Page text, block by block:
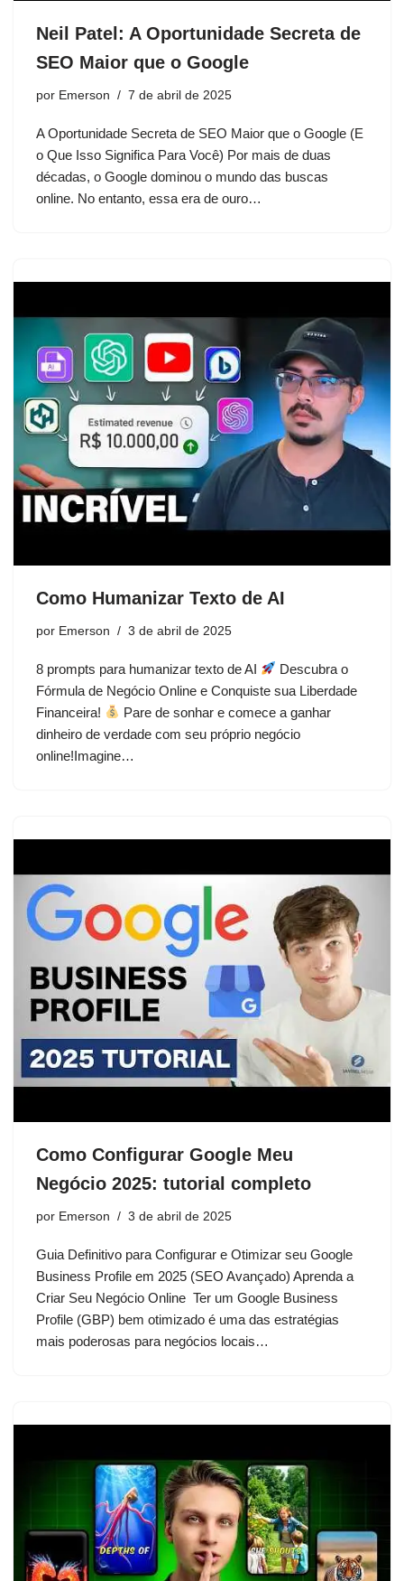
Neil Patel: A Oportunidade Secreta de
SEO Maior que o Google
por Emerson 7 de abril de 2025
A Oportunidade Secreta de SEO Maior que o Google (E
o Que Isso Significa Para Você) Por mais de duas
décadas, o Google dominou o mundo das buscas
online. No entanto, essa era de ouro…
Como Humanizar Texto de AI
por Emerson 3 de abril de 2025
8 prompts para humanizar texto de AI
Descubra o
Fórmula de Negócio Online e Conquiste sua Liberdade
Financeira!
Pare de sonhar e comece a ganhar
dinheiro de verdade com seu próprio negócio
online!Imagine…
Como Configurar Google Meu
Negócio 2025: tutorial completo
por Emerson 3 de abril de 2025
Guia Definitivo para Configurar e Otimizar seu Google
Business Profile em 2025 (SEO Avançado) Aprenda a
Criar Seu Negócio Online Ter um Google Business
Profile (GBP) bem otimizado é uma das estratégias
mais poderosas para negócios locais…